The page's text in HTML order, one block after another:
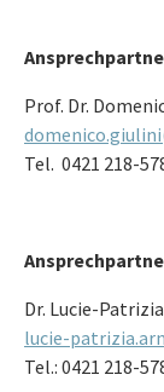
Prof. Dr.
Tel. 0421 218-
Dr. Lucie-
lucie-
Tel.: 0421 218-